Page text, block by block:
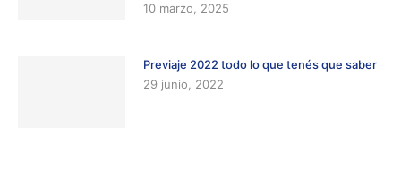
10 marzo, 2025
Previaje 2022 todo lo que tenés que saber
29 junio, 2022